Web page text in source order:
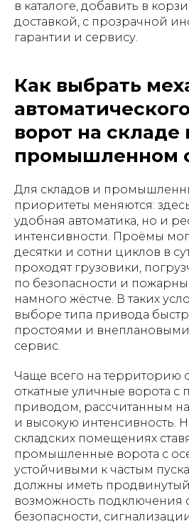
в каталоге, добавить в
доставкой, с прозрачной
гарантии и сервису.
Как выбрать
ворот на складе
промышленном
Для складов и
приоритеты меняются:
удобная автоматика, но и
интенсивности. Проёмы
десятки и сотни циклов в
проходят грузовики,
по безопасности и
намного жёстче. В таких
выборе типа привода
простоями и
сервис.
Чаще всего на территорию
откатные уличные ворота
приводом, рассчитанным
и высокую интенсивность.
складских помещениях
промышленные ворота с
устойчивыми к частым
должны иметь
возможность подключения
безопасности,